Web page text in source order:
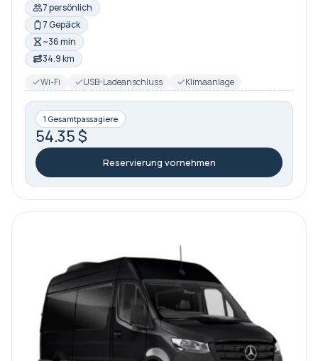
7 persönlich
7 Gepäck
~36 min
34.9 km
Wi-Fi
USB-Ladeanschluss Klimaanlage
1 Gesamtpassagiere
54.35 $
Reservierung vornehmen